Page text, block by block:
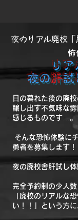
夜のリアル廃校
怖
リア
夜の肝試
日の暮れた後の廃校
醸し出す不気味な
感じるものです…。
そんな恐怖体験に
勇者を募集します！
夜の廃校舎肝試し体
完全予約制の少人数
「廃校のリアルな
い！！」という方に